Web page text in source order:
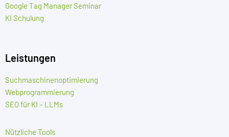
Google Tag Manager Seminar
KI Schulung
Leistungen
Suchmaschinenoptimierung
Webprogrammierung
SEO für KI – LLMs
Nützliche Tools